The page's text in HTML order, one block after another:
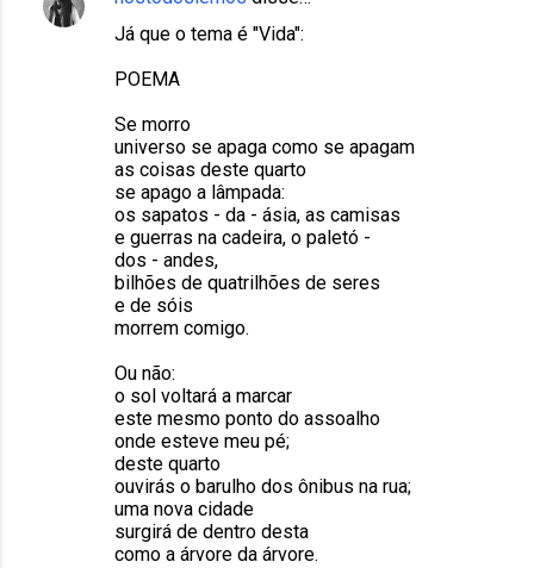
Já que o tema é "Vida":
POEMA
Se morro
universo se apaga como se apagam
as coisas deste quarto
se apago a lâmpada:
os sapatos - da - ásia, as camisas
e guerras na cadeira, o paletó -
dos - andes,
bilhões de quatrilhões de seres
e de sóis
morrem comigo.
Ou não:
o sol voltará a marcar
este mesmo ponto do assoalho
onde esteve meu pé;
deste quarto
ouvirás o barulho dos ônibus na rua;
uma nova cidade
surgirá de dentro desta
como a árvore da árvore.